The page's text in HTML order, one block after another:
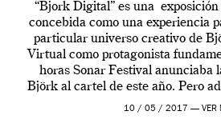
“Bjork Digital” es una
concebida como una experiencia
particular universo creativo de
Virtual como protagonista
horas Sonar Festival anunciaba
Björk al cartel de este año. Pero
en una de las actuaciones
10 / 05 / 2017 — VER